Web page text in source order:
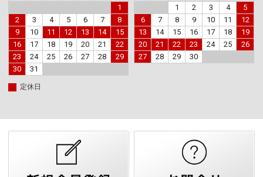
1
2
3 4 5 6 7
8
9
10 11 12 13 14
15
16
17 18 19 20 21
22
23
24 25 26 27 28
29
30
31
1
2 3 4
5
6
7 8 9 10 11
12
13
14 15 16 17 18
19
20
21 22 23 24 25
26
27
28 29 30
定休日